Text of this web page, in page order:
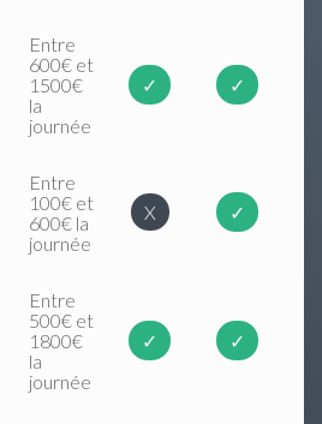
Entre
600€ et
1500€
la
journée
✓ ✓
Entre
100€ et
600€ la
journée
X ✓
Entre
500€ et
1800€
la
journée
✓ ✓